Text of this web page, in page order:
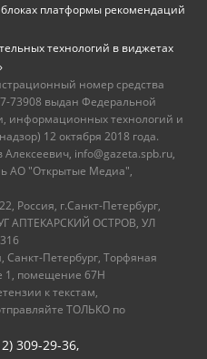
платформы рекомендаций
технологий в виджетах
номер средства
73908 выдан Федеральной
информационных технологий и
12 октября 2018 года.
info@gazeta.spb.ru,
АО "Открытые Медиа",
Россия, г.Санкт-Петербург,
АПТЕКАРСКИЙ ОСТРОВ, УЛ
Санкт-Петербург, Торфяная
1, помещение 67Н
к текстам,
ТОЛЬКО по
309-29-36,